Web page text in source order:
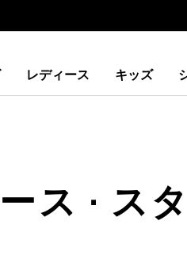
レディース キッズ
ス · ス